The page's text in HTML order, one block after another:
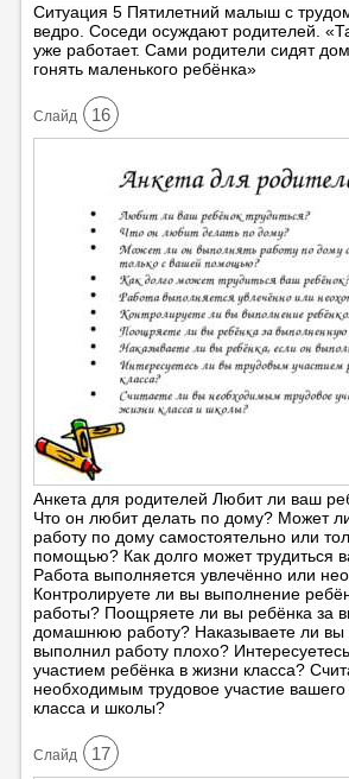
Ситуация 5 Пятилетний малыш с
ведро. Соседи осуждают родителей.
уже работает. Сами родители сидят
гонять маленького ребёнка»
Cлайд 16
Анкета для родителей Любит ли ваш
Что он любит делать по дому? Может
работу по дому самостоятельно или
помощью? Как долго может трудиться
Работа выполняется увлечённо или
Контролируете ли вы выполнение
работы? Поощряете ли вы ребёнка за
домашнюю работу? Наказываете ли вы
выполнил работу плохо?
участием ребёнка в жизни класса?
необходимым трудовое участие
класса и школы?
Cлайд 17